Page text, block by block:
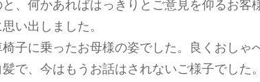
、何かあればはっきりとご意見を仰るお客
い出しました。
子に乗ったお母様の姿でした。良くおしゃ
で、今はもうお話はされないご様子でした